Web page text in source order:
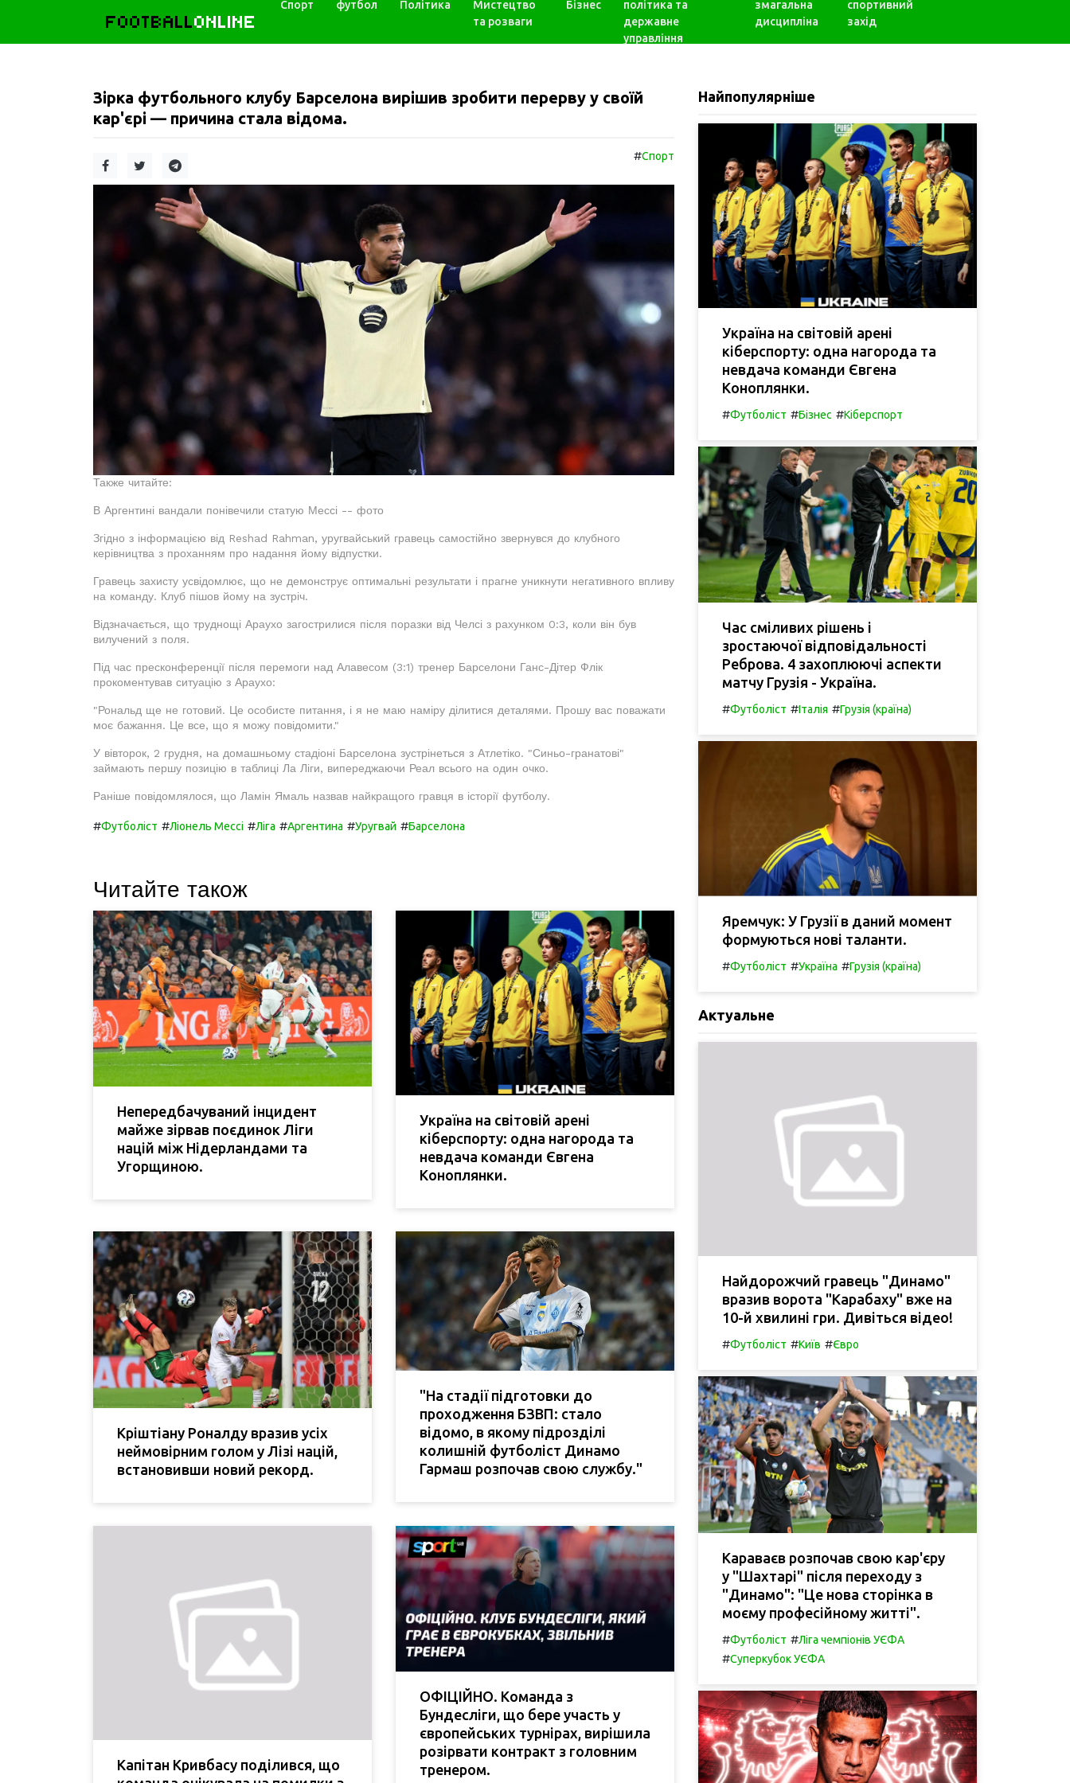
FOOTBALLONLINE
Спорт футбол Політика
Мистецтво
та розваги
Бізнес
політика та
державне
управління
змагальна
дисципліна
спортивний
захід
Зірка футбольного клубу Барселона вирішив зробити перерву у своїй
кар'єрі — причина стала відома.
#Спорт
Также читайте:
В Аргентині вандали понівечили статую Мессі -- фото
Згідно з інформацією від Reshad Rahman, уругвайський гравець самостійно звернувся до клубного
керівництва з проханням про надання йому відпустки.
Гравець захисту усвідомлює, що не демонструє оптимальні результати і прагне уникнути негативного впливу
на команду. Клуб пішов йому на зустріч.
Відзначається, що труднощі Араухо загострилися після поразки від Челсі з рахунком 0:3, коли він був
вилучений з поля.
Під час пресконференції після перемоги над Алавесом (3:1) тренер Барселони Ганс-Дітер Флік
прокоментував ситуацію з Араухо:
"Рональд ще не готовий. Це особисте питання, і я не маю наміру ділитися деталями. Прошу вас поважати
моє бажання. Це все, що я можу повідомити."
У вівторок, 2 грудня, на домашньому стадіоні Барселона зустрінеться з Атлетіко. "Синьо-гранатові"
займають першу позицію в таблиці Ла Ліги, випереджаючи Реал всього на один очко.
Раніше повідомлялося, що Ламін Ямаль назвав найкращого гравця в історії футболу.
#Футболіст #Ліонель Мессі #Ліга #Аргентина #Уругвай #Барселона
Читайте також
Непередбачуваний інцидент
майже зірвав поєдинок Ліги
націй між Нідерландами та
Угорщиною.
Україна на світовій арені
кіберспорту: одна нагорода та
невдача команди Євгена
Коноплянки.
Кріштіану Роналду вразив усіх
неймовірним голом у Лізі націй,
встановивши новий рекорд.
"На стадії підготовки до
проходження БЗВП: стало
відомо, в якому підрозділі
колишній футболіст Динамо
Гармаш розпочав свою службу."
Капітан Кривбасу поділився, що
ОФІЦІЙНО. Команда з
Бундесліги, що бере участь у
європейських турнірах, вирішила
розірвати контракт з головним
тренером.
Найпопулярніше
Україна на світовій арені
кіберспорту: одна нагорода та
невдача команди Євгена
Коноплянки.
#Футболіст #Бізнес #Кіберспорт
Час сміливих рішень і
зростаючої відповідальності
Реброва. 4 захоплюючі аспекти
матчу Грузія - Україна.
#Футболіст #Італія #Грузія (країна)
Яремчук: У Грузії в даний момент
формуються нові таланти.
#Футболіст #Україна #Грузія (країна)
Актуальне
Найдорожчий гравець "Динамо"
вразив ворота "Карабаху" вже на
10-й хвилині гри. Дивіться відео!
#Футболіст #Київ #Євро
Караваєв розпочав свою кар'єру
у "Шахтарі" після переходу з
"Динамо": "Це нова сторінка в
моєму професійному житті".
#Футболіст #Ліга чемпіонів УЄФА
#Суперкубок УЄФА